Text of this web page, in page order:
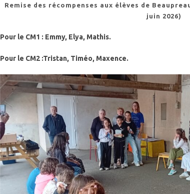
Remise des récompenses aux élèves de
juin 2026)
Pour le CM1 : Emmy, Elya, Mathis.
Pour le CM2 :Tristan, Timéo, Maxence.